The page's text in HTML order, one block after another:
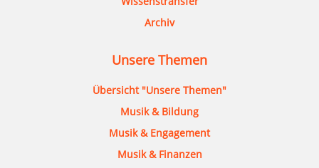
Archiv
Unsere Themen
Übersicht "Unsere Themen"
Musik & Bildung
Musik & Engagement
Musik & Finanzen